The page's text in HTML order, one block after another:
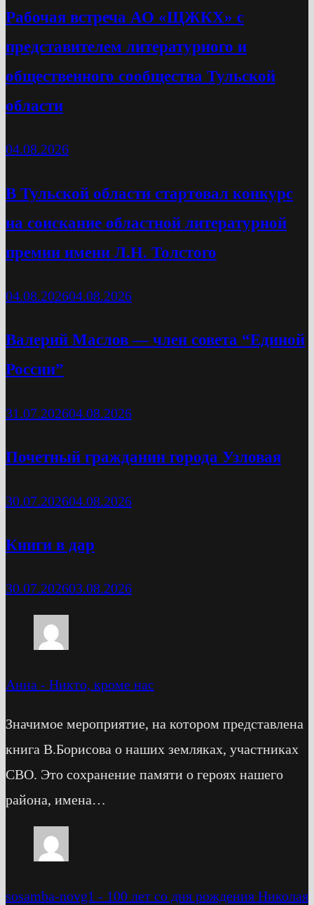
Рабочая встреча АО «ЩЖКХ» с
представителем литературного и
общественного сообщества Тульской
области
04.08.2026
В Тульской области стартовал конкурс
на соискание областной литературной
премии имени Л.Н. Толстого
04.08.202604.08.2026
Валерий Маслов — член совета “Единой
России”
31.07.202604.08.2026
Почетный гражданин города Узловая
30.07.202604.08.2026
Книги в дар
30.07.202603.08.2026
Анна - Никто, кроме нас
Значимое мероприятие, на котором представлена
книга В.Борисова о наших земляках, участниках
СВО. Это сохранение памяти о героях нашего
района, имена…
sosamba-novg1 - 100 лет со дня рождения Николая